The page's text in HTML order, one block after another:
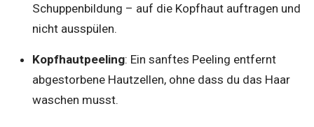
Schuppenbildung – auf die Kopfhaut auftragen und
nicht ausspülen.
Kopfhautpeeling: Ein sanftes Peeling entfernt
abgestorbene Hautzellen, ohne dass du das Haar
waschen musst.